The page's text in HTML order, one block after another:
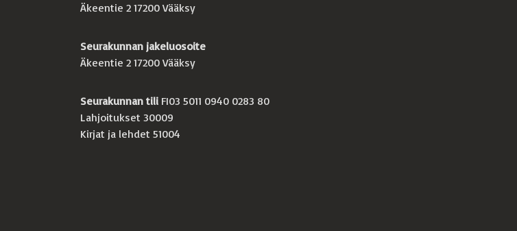
Äkeentie 2 17200 Vääksy
Seurakunnan jakeluosoite
Äkeentie 2 17200 Vääksy
Seurakunnan tili FI03 5011 0940 0283 80
Lahjoitukset 30009
Kirjat ja lehdet 51004